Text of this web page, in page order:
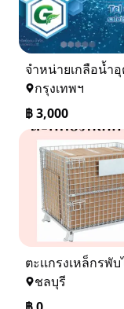
กรุงเทพฯ
฿3,000
ตะเเกรงเหล็กรพั
ชลบุรี